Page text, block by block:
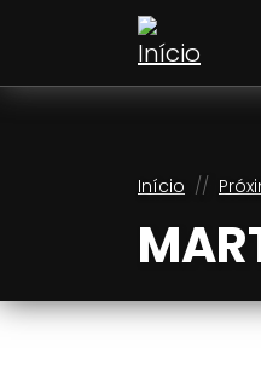
Pular para o conteúdo
Trilha
Início